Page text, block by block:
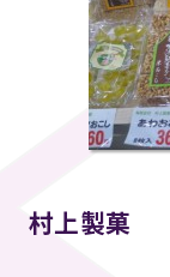
村上製菓